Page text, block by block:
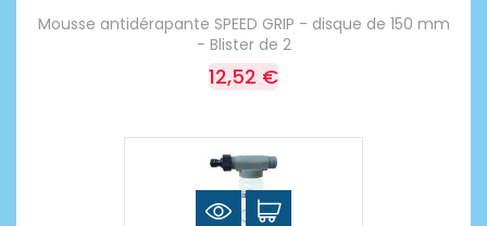
Mousse antidérapante SPEED GRIP - disque de 150 mm
- Blister de 2
12,52 €